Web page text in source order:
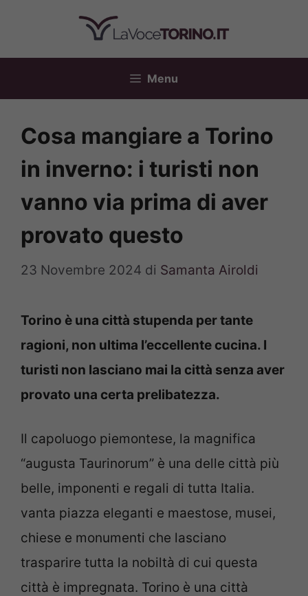
contenuto
Menu
Cosa mangiare a Torino
in inverno: i turisti non
vanno via prima di aver
provato questo
23 Novembre 2024 di Samanta Airoldi
Torino è una città stupenda per tante
ragioni, non ultima l’eccellente cucina. I
turisti non lasciano mai la città senza aver
provato una certa prelibatezza.
Il capoluogo piemontese, la magnifica
“augusta Taurinorum” è una delle città più
belle, imponenti e regali di tutta Italia.
vanta piazza eleganti e maestose, musei,
chiese e monumenti che lasciano
trasparire tutta la nobiltà di cui questa
città è impregnata. Torino è una città